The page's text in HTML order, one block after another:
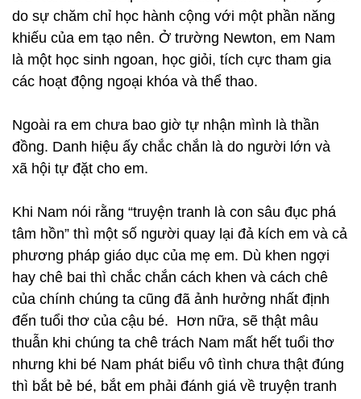
do sự chăm chỉ học hành cộng với một phần năng
khiếu của em tạo nên. Ở trường Newton, em Nam
là một học sinh ngoan, học giỏi, tích cực tham gia
các hoạt động ngoại khóa và thể thao.
Ngoài ra em chưa bao giờ tự nhận mình là thần
đồng. Danh hiệu ấy chắc chắn là do người lớn và
xã hội tự đặt cho em.
Khi Nam nói rằng “truyện tranh là con sâu đục phá
tâm hồn” thì một số người quay lại đả kích em và cả
phương pháp giáo dục của mẹ em. Dù khen ngợi
hay chê bai thì chắc chắn cách khen và cách chê
của chính chúng ta cũng đã ảnh hưởng nhất định
đến tuổi thơ của cậu bé. Hơn nữa, sẽ thật mâu
thuẫn khi chúng ta chê trách Nam mất hết tuổi thơ
nhưng khi bé Nam phát biểu vô tình chưa thật đúng
thì bắt bẻ bé, bắt em phải đánh giá về truyện tranh